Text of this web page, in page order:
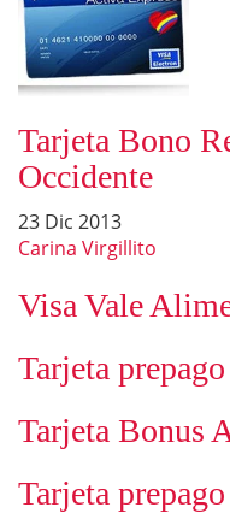
Tarjeta Bono
Occidente
23 Dic 2013
Carina Virgillito
Visa Vale
Tarjeta
Tarjeta Bonus
Tarjeta